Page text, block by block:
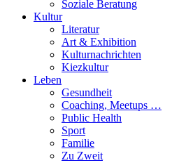
Soziale Beratung
Kultur
Literatur
Art & Exhibition
Kulturnachrichten
Kiezkultur
Leben
Gesundheit
Coaching, Meetups …
Public Health
Sport
Familie
Zu Zweit